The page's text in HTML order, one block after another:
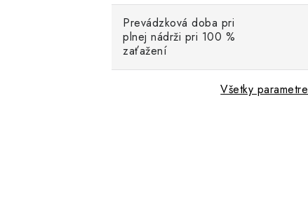
Prevádzková doba pri
plnej nádrži pri 100 %
zaťažení
Všetky parametre